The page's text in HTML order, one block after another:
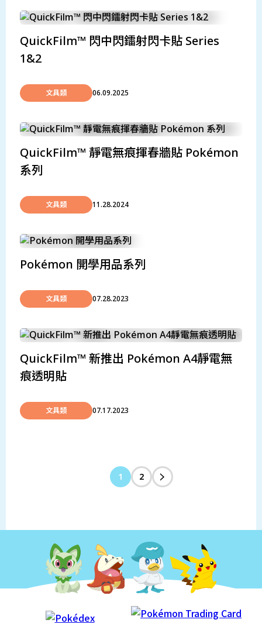
QuickFilm™ 閃中閃鐳射閃卡貼 Series
1&2
文具類 06.09.2025
QuickFilm™ 靜電無痕揮春牆貼 Pokémon
系列
文具類 11.28.2024
Pokémon 開學用品系列
文具類 07.28.2023
QuickFilm™ 新推出 Pokémon A4靜電無
痕透明貼
文具類 07.17.2023
1 2